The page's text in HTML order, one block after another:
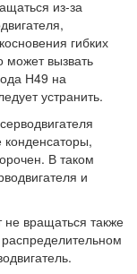
из-за
гибких
может вызвать
Н49 на
устранить.
В таком
и
вращаться также